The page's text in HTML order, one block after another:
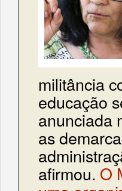
militância
educação
anunciada
as
afirmou. O